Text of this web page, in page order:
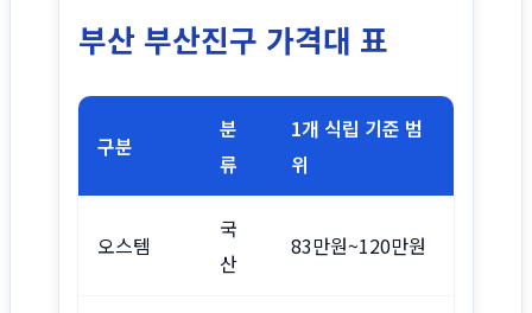
부산 부산진구 가격대 표
구분
분
류
1개 식립 기준 범
위
오스템
국
산
83만원~120만원